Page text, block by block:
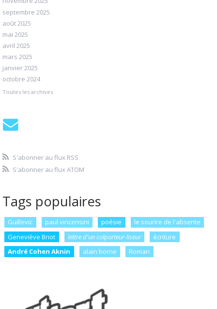
septembre 2025
août 2025
mai 2025
avril 2025
mars 2025
janvier 2025
octobre 2024
Toutes les archives
S'abonner au flux RSS
S'abonner au flux ATOM
Tags populaires
Guillevic paul vincensini poésie
le sourire de l'absente
Geneviève Briot
lettre d'un colporteur-liseur
écriture
André Cohen Aknin
alain borne Roman